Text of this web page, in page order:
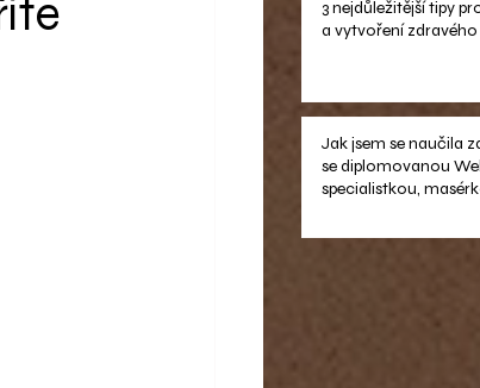
3 nejdůležitější tipy
a vytvoření
Jak jsem se naučila
se diplomovanou
specialistkou,